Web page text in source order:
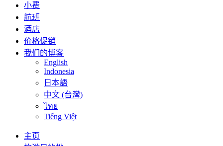
小费
航班
酒店
价格促销
我们的博客
English
Indonesia
日本語
中文 (台灣)
ไทย
Tiếng Việt
主页